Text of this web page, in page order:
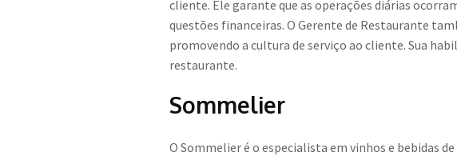
cliente. Ele garante que as operações diárias
questões financeiras. O Gerente de Restaurante
promovendo a cultura de serviço ao cliente. Sua
restaurante.
Sommelier
O Sommelier é o especialista em vinhos e bebidas